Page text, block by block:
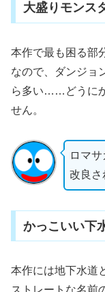
大盛りモンス
本作で最も困る部
なので、ダンジョ
ら多い……どうに
せん。
ロマ
改良さ
かっこいい下
本作には地下水道